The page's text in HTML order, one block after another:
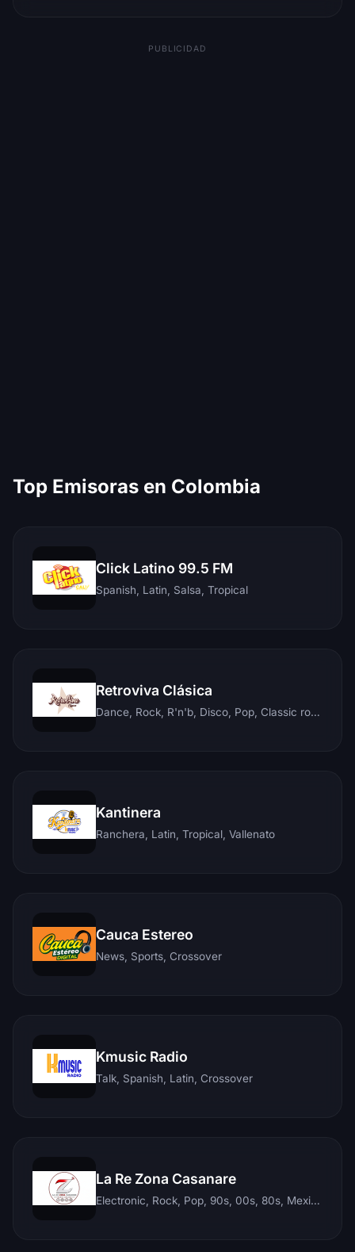
PUBLICIDAD
Top Emisoras en Colombia
Click Latino 99.5 FM
Spanish, Latin, Salsa, Tropical
Retroviva Clásica
Dance, Rock, R'n'b, Disco, Pop, Classic rock, Techno, Reggae
Kantinera
Ranchera, Latin, Tropical, Vallenato
Cauca Estereo
News, Sports, Crossover
Kmusic Radio
Talk, Spanish, Latin, Crossover
La Re Zona Casanare
Electronic, Rock, Pop, 90s, 00s, 80s, Mexican, Ranchera, Reggaeton, Instrumental, Salsa, Merengue, Tropical, Romantic, Vallenato, Llanera